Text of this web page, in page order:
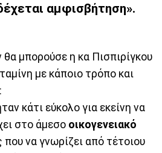
αμφισβήτηση».
μπορούσε η κα Πισπιρίγκου
με κάποιο τρόπο και
κάτι εύκολο για εκείνη να
στο άμεσο οικογενειακό
που να γνωρίζει από τέτοιου